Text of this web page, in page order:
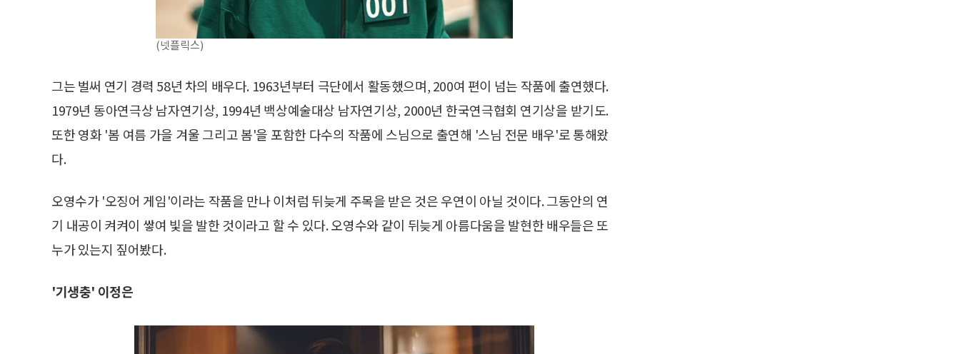
(넷플릭스)
그는 벌써 연기 경력 58년 차의 배우다. 1963년부터 극단에서 활동했으며, 200여 편이 넘는 작품에 출연했다.
1979년 동아연극상 남자연기상, 1994년 백상예술대상 남자연기상, 2000년 한국연극협회 연기상을 받기도.
또한 영화 '봄 여름 가을 겨울 그리고 봄'을 포함한 다수의 작품에 스님으로 출연해 '스님 전문 배우'로 통해왔
다.
오영수가 '오징어 게임'이라는 작품을 만나 이처럼 뒤늦게 주목을 받은 것은 우연이 아닐 것이다. 그동안의 연
기 내공이 켜켜이 쌓여 빛을 발한 것이라고 할 수 있다. 오영수와 같이 뒤늦게 아름다움을 발현한 배우들은 또
누가 있는지 짚어봤다.
'기생충' 이정은